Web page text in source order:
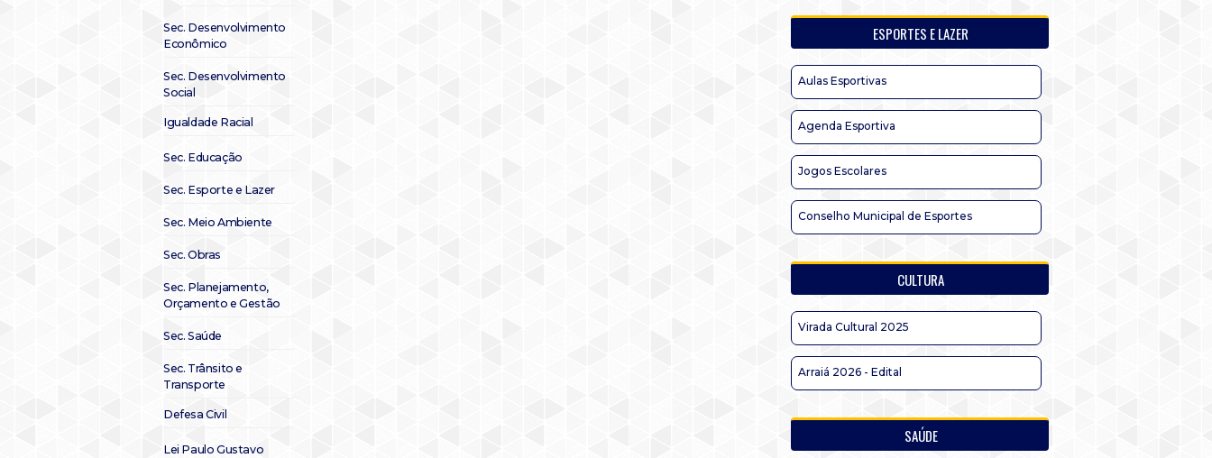
Sec. Desenvolvimento
Econômico
Sec. Desenvolvimento
Social
Igualdade Racial
Sec. Educação
Sec. Esporte e Lazer
Sec. Meio Ambiente
Sec. Obras
Sec. Planejamento,
Orçamento e Gestão
Sec. Saúde
Sec. Trânsito e
Transporte
Defesa Civil
Lei Paulo Gustavo
ESPORTES E LAZER
Aulas Esportivas
Agenda Esportiva
Jogos Escolares
Conselho Municipal de Esportes
CULTURA
Virada Cultural 2025
Arraiá 2026 - Edital
SAÚDE